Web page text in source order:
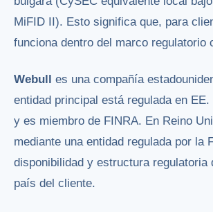
MiFID II). Esto significa que, para
funciona dentro del marco regulatorio
Webull es una compañía
entidad principal está regulada en
y es miembro de FINRA. En Reino
mediante una entidad regulada por la
disponibilidad y estructura regulatoria
país del cliente.